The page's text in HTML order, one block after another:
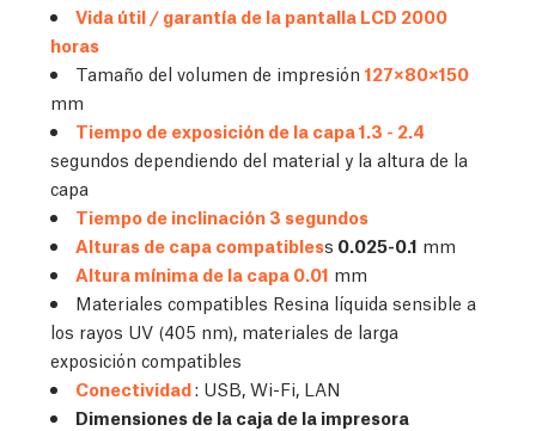
Vida útil / garantía de la pantalla LCD 2000
horas
Tamaño del volumen de impresión 127×80×150
mm
Tiempo de exposición de la capa 1.3 - 2.4
segundos dependiendo del material y la altura de la
capa
Tiempo de inclinación 3 segundos
Alturas de capa compatibless 0.025-0.1 mm
Altura mínima de la capa 0.01 mm
Materiales compatibles Resina líquida sensible a
los rayos UV (405 nm), materiales de larga
exposición compatibles
Conectividad: USB, Wi-Fi, LAN
Dimensiones de la caja de la impresora